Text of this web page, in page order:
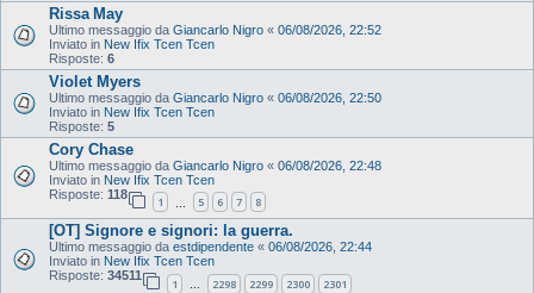
Rissa May
Ultimo messaggio da Giancarlo Nigro « 06/08/2026, 22:52
Inviato in New Ifix Tcen Tcen
Risposte: 6
Violet Myers
Ultimo messaggio da Giancarlo Nigro « 06/08/2026, 22:50
Inviato in New Ifix Tcen Tcen
Risposte: 5
Cory Chase
Ultimo messaggio da Giancarlo Nigro « 06/08/2026, 22:48
Inviato in New Ifix Tcen Tcen
Risposte: 118
1 5 6 7 8
[OT] Signore e signori: la guerra.
Ultimo messaggio da estdipendente « 06/08/2026, 22:44
Inviato in New Ifix Tcen Tcen
Risposte: 34511
1 … 2298 2299 2300 2301